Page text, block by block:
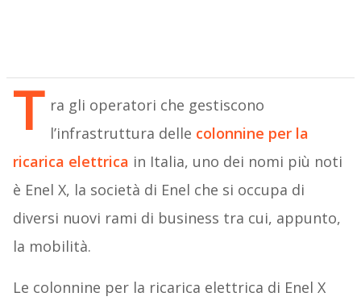
T ra gli operatori che gestiscono
l’infrastruttura delle colonnine per la
ricarica elettrica in Italia, uno dei nomi più noti
è Enel X, la società di Enel che si occupa di
diversi nuovi rami di business tra cui, appunto,
la mobilità.
Le colonnine per la ricarica elettrica di Enel X